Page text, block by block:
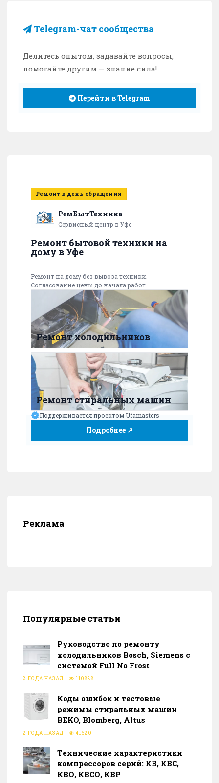
Telegram-чат сообщества
Делитесь опытом, задавайте вопросы,
помогайте другим — знание сила!
Перейти в Telegram
Ремонт в день обращения
РемБытТехника
Сервисный центр в Уфе
Ремонт бытовой техники на
дому в Уфе
Ремонт на дому без вывоза техники.
Согласование цены до начала работ.
Ремонт холодильников
Ремонт стиральных машин
Поддерживается проектом Ufamasters
Подробнее ↗
Реклама
Популярные статьи
Руководство по ремонту
холодильников Bosch, Siemens с
системой Full No Frost
2 ГОДА НАЗАД | 110828
Коды ошибок и тестовые
режимы стиральных машин
BEKO, Blomberg, Altus
2 ГОДА НАЗАД | 41620
Тeхнические характеристики
компрессоров серий: КВ, КВС,
КВО, КВСО, КВР